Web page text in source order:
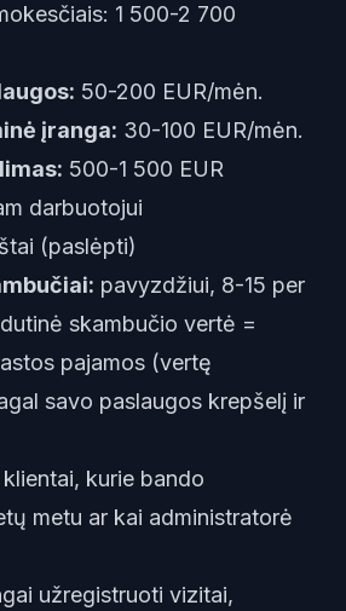
1 500-2 700
50-200 EUR/mėn.
įranga: 30-100 EUR/mėn.
500-1 500 EUR
darbuotojui
(paslėpti)
pavyzdžiui, 8-15 per
skambučio vertė =
pajamos (vertę
savo paslaugos krepšelį ir
klientai, kurie bando
metu ar kai administratorė
užregistruoti vizitai,